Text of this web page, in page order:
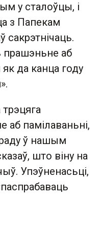
у сталоўцы, і
з Папекам
сакрэтнічаць.
прашэньне аб
да канца году
аб памілаваньні,
ў нашым
што віну на
Упэўненасьці,